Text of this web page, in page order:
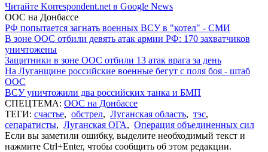
Читайте Korrespondent.net в Google News
ООС на Донбассе
РФ попытается загнать военных ВСУ в "котел" - СМИ
В зоне ООС отбили девять атак армии РФ: 170 захватчиков
уничтожены
Защитники в зоне ООС отбили 13 атак врага за день
На Луганщине российские военные бегут с поля боя - штаб
ООС
ВСУ уничтожили два российских танка и БМП
СПЕЦТЕМА: ООС на Донбассе
ТЕГИ: счастье, обстрел, Луганская область, тэс,
сепаратисты, Луганская ОГА, Операция объединенных сил
Если вы заметили ошибку, выделите необходимый текст и
нажмите Ctrl+Enter, чтобы сообщить об этом редакции.